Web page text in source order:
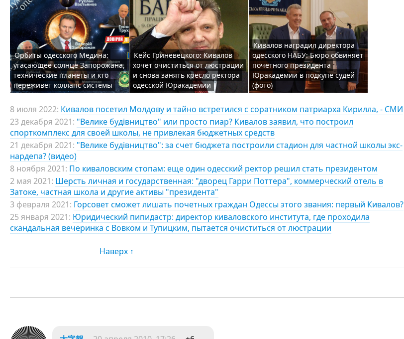
Орбиты одесского Медина:
угасающее солнце Запорожана,
технические планеты и кто
переживет коллапс системы
Кейс Гриневецкого: Кивалов
хочет очиститься от люстрации
и снова занять кресло ректора
одесской Юракадемии
Кивалов наградил директора
одесского НАБУ: Бюро обвиняет
почетного президента
Юракадемии в подкупе судей
(фото)
8 июля 2022: Кивалов посетил Молдову и тайно встретился с соратником патриарха Кирилла, - СМИ
23 декабря 2021: "Велике будівництво" или просто пиар? Кивалов заявил, что построил
спорткомплекс для своей школы, не привлекая бюджетных средств
21 декабря 2021: "Велике будівництво": за счет бюджета построили стадион для частной школы экс-
нардепа? (видео)
8 ноября 2021: По киваловским стопам: еще один одесский ректор решил стать президентом
2 мая 2021: Шерсть личная и государственная: "дворец Гарри Поттера", коммерческий отель в
Затоке, частная школа и другие активы "президента"
3 февраля 2021: Горсовет сможет лишать почетных граждан Одессы этого звания: первый Кивалов?
25 января 2021: Юридический пипидастр: директор киваловского института, где проходила
скандальная вечеринка с Вовком и Тупицким, пытается очиститься от люстрации
Наверх ↑